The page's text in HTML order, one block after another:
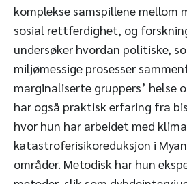
komplekse samspillene mellom
sosial rettferdighet, og
undersøker hvordan politiske,
miljømessige prosesser
marginaliserte gruppers’ helse
har også praktisk erfaring fra
hvor hun har arbeidet med
katastroferisikoreduksjon i
områder. Metodisk har hun